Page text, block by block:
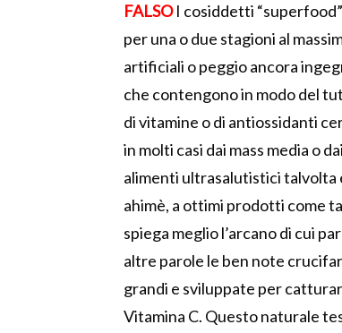
FALSOI cosiddetti
per una o due stagioni al
artificiali o peggio ancora
che contengono in modo del
di vitamine o di antiossidanti
in molti casi dai mass media o
alimenti ultrasalutistici talvolta
ahimè, a ottimi prodotti come
spiega meglio l’arcano di cui
altre parole le ben note
grandi e sviluppate per
Vitamina C. Questo naturale